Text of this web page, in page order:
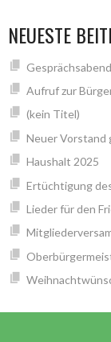
NEUESTE
Aufruf zur
(kein Titel)
Neuer Vorstand
Haushalt 2025
Ertüchtigung
Lieder für den